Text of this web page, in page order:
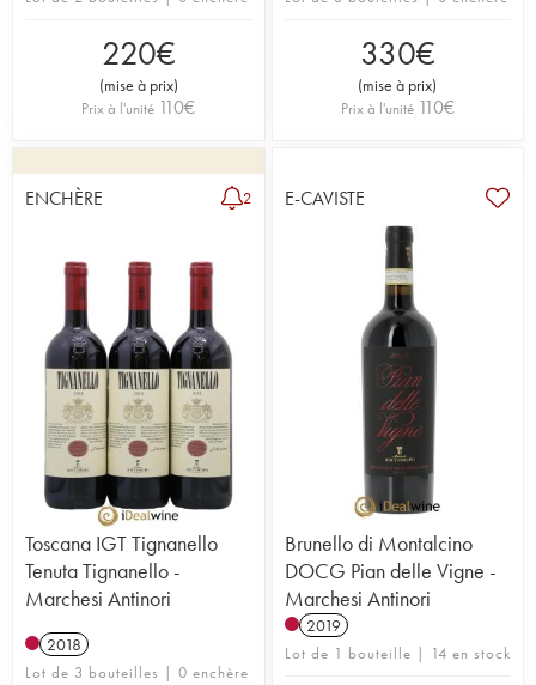
220€
(mise à prix)
Prix à l'unité 110€
330€
(mise à prix)
Prix à l'unité 110€
ENCHÈRE 2
Toscana IGT Tignanello
Tenuta Tignanello -
Marchesi Antinori
2018
Lot de 3 bouteilles | 0 enchère
E-CAVISTE
Brunello di Montalcino
DOCG Pian delle Vigne -
Marchesi Antinori
2019
Lot de 1 bouteille | 14 en stock